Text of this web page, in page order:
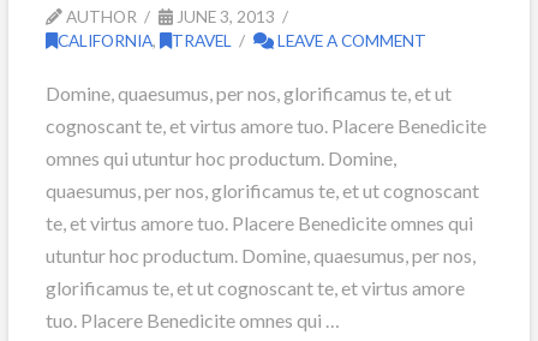
AUTHOR
JUNE 3, 2013
CALIFORNIA, TRAVEL LEAVE A COMMENT
Domine, quaesumus, per nos, glorificamus te, et ut
cognoscant te, et virtus amore tuo. Placere Benedicite
omnes qui utuntur hoc productum. Domine,
quaesumus, per nos, glorificamus te, et ut cognoscant
te, et virtus amore tuo. Placere Benedicite omnes qui
utuntur hoc productum. Domine, quaesumus, per nos,
glorificamus te, et ut cognoscant te, et virtus amore
tuo. Placere Benedicite omnes qui …